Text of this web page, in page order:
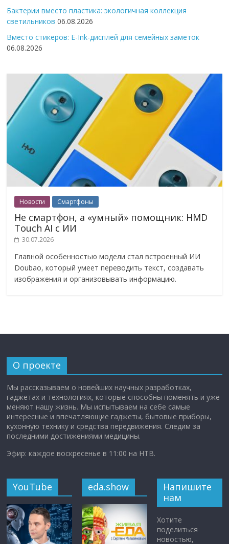
Бактерии вместо пластика: экологичная коллекция
светильников 06.08.2026
Вместо стикеров: E-Ink-дисплей для семейных заметок
06.08.2026
Новости Смартфоны
Не смартфон, а «умный» помощник: HMD
Touch AI с ИИ
30.07.2026
Главной особенностью модели стал встроенный ИИ
Doubao, который умеет переводить текст, создавать
изображения и организовывать информацию.
О проекте
Мы рассказываем о новейших научных разработках,
гаджетах и технологиях, которые способны поменять и уже
меняют нашу жизнь. Мы испытываем на себе самые
интересные и впечатляющие гаджеты, бытовые приборы,
кухонную технику и средства передвижения. Следим за
последними достижениями медицины.
Эфир: каждое воскресенье в 11:00 на НТВ.
YouTube eda.show
Напишите
нам
Хотите
поделиться
новостью,